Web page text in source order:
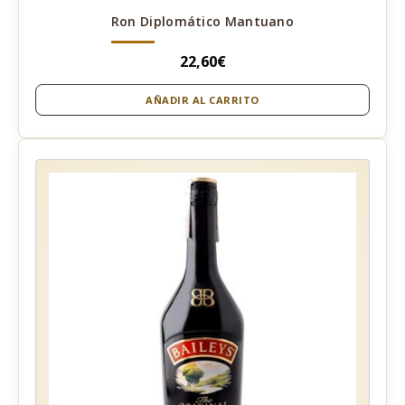
Ron Diplomático Mantuano
22,60€
AÑADIR AL CARRITO